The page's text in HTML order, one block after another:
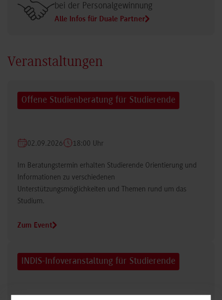
bei der Personalgewinnung
Alle Infos für Duale Partner
Veranstaltungen
Offene Studienberatung für Studierende
02.09.2026 18:00 Uhr
Im Beratungstermin erhalten Studierende Orientierung und
Informationen zu verschiedenen
Unterstützungsmöglichkeiten und Themen rund um das
Studium.
Zum Event
INDIS-Infoveranstaltung für Studierende